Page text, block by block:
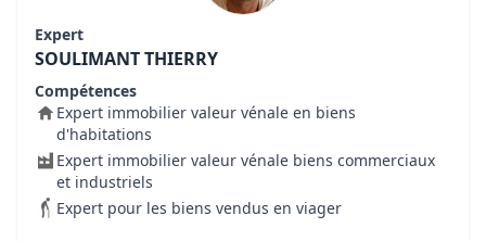
Expert
SOULIMANT THIERRY
Compétences
Expert immobilier valeur vénale en biens
d'habitations
Expert immobilier valeur vénale biens commerciaux
et industriels
Expert pour les biens vendus en viager